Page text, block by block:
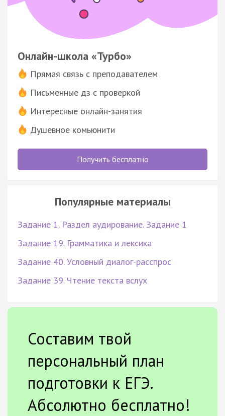
Онлайн-школа «Турбо»
Прямая связь с преподавателем
Письменные дз с проверкой
Интересные онлайн-занятия
Душевное комьюнити
Получить бесплатно
Популярные материалы
Задание 1. Раздел аудирование. Задание 1
Задание 19. Грамматика и лексика
Задание 40. Условный диалог-расспрос
Задание 39. Чтение текста вслух
Составим твой
персональный план
подготовки к ЕГЭ.
Абсолютно бесплатно!